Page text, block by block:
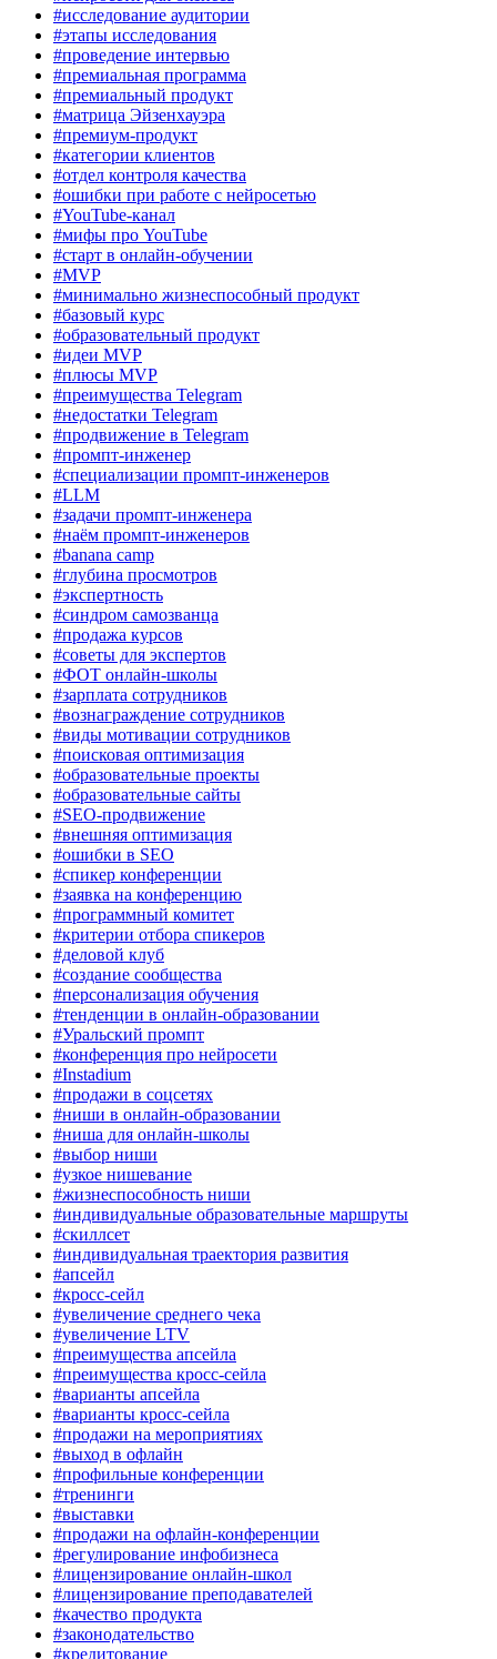
#исследование аудитории
#этапы исследования
#проведение интервью
#премиальная программа
#премиальный продукт
#матрица Эйзенхауэра
#премиум-продукт
#категории клиентов
#отдел контроля качества
#ошибки при работе с нейросетью
#YouTube-канал
#мифы про YouTube
#старт в онлайн-обучении
#MVP
#минимально жизнеспособный продукт
#базовый курс
#образовательный продукт
#идеи MVP
#плюсы MVP
#преимущества Telegram
#недостатки Telegram
#продвижение в Telegram
#промпт-инженер
#специализации промпт-инженеров
#LLM
#задачи промпт-инженера
#наём промпт-инженеров
#banana camp
#глубина просмотров
#экспертность
#синдром самозванца
#продажа курсов
#советы для экспертов
#ФОТ онлайн-школы
#зарплата сотрудников
#вознаграждение сотрудников
#виды мотивации сотрудников
#поисковая оптимизация
#образовательные проекты
#образовательные сайты
#SEO-продвижение
#внешняя оптимизация
#ошибки в SEO
#спикер конференции
#заявка на конференцию
#программный комитет
#критерии отбора спикеров
#деловой клуб
#создание сообщества
#персонализация обучения
#тенденции в онлайн-образовании
#Уральский промпт
#конференция про нейросети
#Instadium
#продажи в соцсетях
#ниши в онлайн-образовании
#ниша для онлайн-школы
#выбор ниши
#узкое нишевание
#жизнеспособность ниши
#индивидуальные образовательные маршруты
#скиллсет
#индивидуальная траектория развития
#апсейл
#кросс-сейл
#увеличение среднего чека
#увеличение LTV
#преимущества апсейла
#преимущества кросс-сейла
#варианты апсейла
#варианты кросс-сейла
#продажи на мероприятиях
#выход в офлайн
#профильные конференции
#тренинги
#выставки
#продажи на офлайн-конференции
#регулирование инфобизнеса
#лицензирование онлайн-школ
#лицензирование преподавателей
#качество продукта
#законодательство
#кредитование